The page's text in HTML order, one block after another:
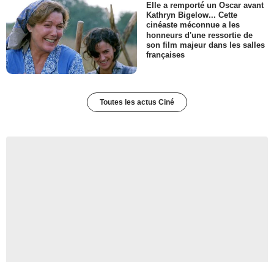
Elle a remporté un Oscar avant
Kathryn Bigelow... Cette
cinéaste méconnue a les
honneurs d'une ressortie de
son film majeur dans les salles
françaises
Toutes les actus Ciné